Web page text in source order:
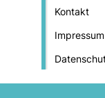
Kontakt
Impressum